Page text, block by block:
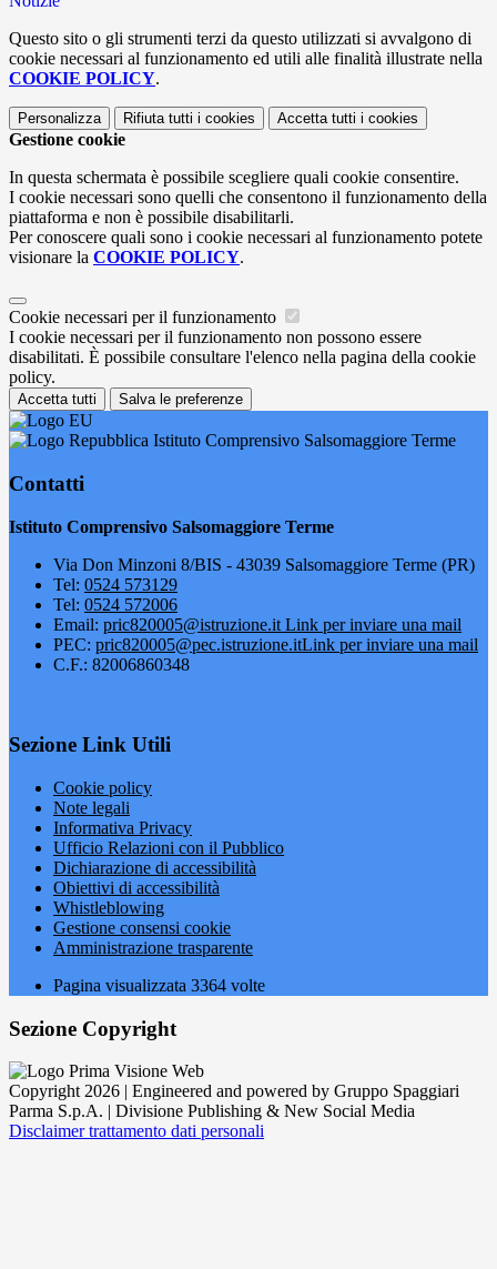
Questo sito o gli strumenti terzi da questo utilizzati si avvalgono di
cookie necessari al funzionamento ed utili alle finalità illustrate nella
COOKIE POLICY.
Personalizza Rifiuta tutti i cookies Accetta tutti i cookies
Gestione cookie
In questa schermata è possibile scegliere quali cookie consentire.
I cookie necessari sono quelli che consentono il funzionamento della
piattaforma e non è possibile disabilitarli.
Per conoscere quali sono i cookie necessari al funzionamento potete
visionare la COOKIE POLICY.
Cookie necessari per il funzionamento
I cookie necessari per il funzionamento non possono essere
disabilitati. È possibile consultare l'elenco nella pagina della cookie
policy.
Accetta tutti Salva le preferenze
Istituto Comprensivo Salsomaggiore Terme
Contatti
Istituto Comprensivo Salsomaggiore Terme
Via Don Minzoni 8/BIS - 43039 Salsomaggiore Terme (PR)
Tel: 0524 573129
Tel: 0524 572006
Email: pric820005@istruzione.it Link per inviare una mail
PEC: pric820005@pec.istruzione.itLink per inviare una mail
C.F.: 82006860348
Sezione Link Utili
Cookie policy
Note legali
Informativa Privacy
Ufficio Relazioni con il Pubblico
Dichiarazione di accessibilità
Obiettivi di accessibilità
Whistleblowing
Gestione consensi cookie
Amministrazione trasparente
Pagina visualizzata 3364 volte
Sezione Copyright
Copyright 2026 | Engineered and powered by Gruppo Spaggiari
Parma S.p.A. | Divisione Publishing & New Social Media
Disclaimer trattamento dati personali